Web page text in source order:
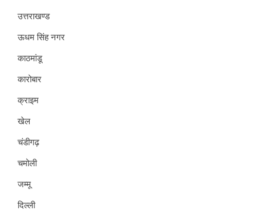
उत्तराखण्ड
ऊधम सिंह नगर
काठमांडू
कारोबार
क्राइम
खेल
चंडीगढ़
चमोली
जम्मू
दिल्ली